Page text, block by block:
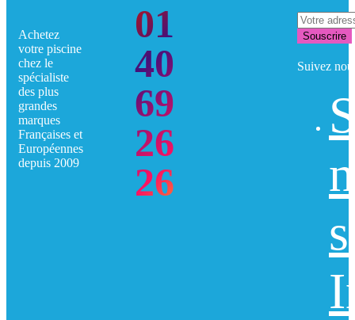
Achetez
votre piscine
chez le
spécialiste
des plus
grandes
marques
Françaises et
Européennes
depuis 2009
01
40
69
26
26
Souscrire
Suivez